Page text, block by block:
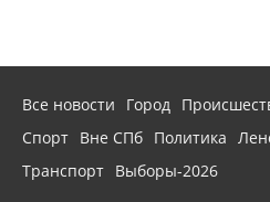
Все новости Город
Спорт Вне СПб Политика
Транспорт Выборы-2026